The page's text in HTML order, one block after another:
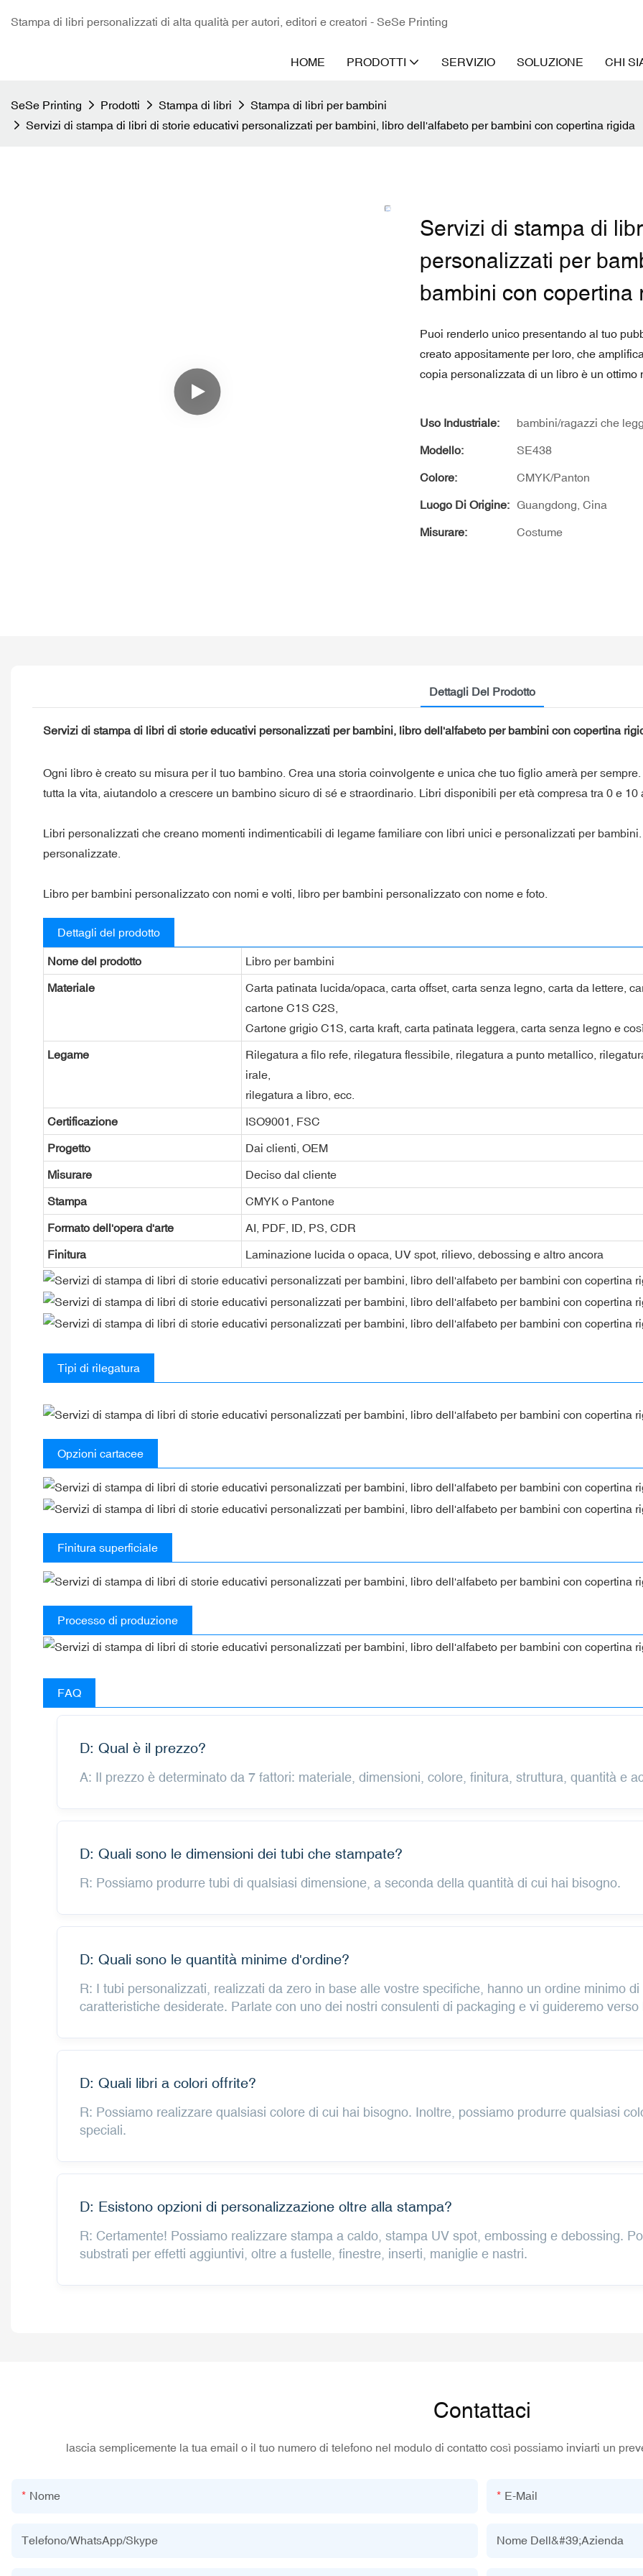
Stampa di libri personalizzati di alta qualità per autori, editori e creatori - SeSe Printing
HOME PRODOTTI SERVIZIO SOLUZIONE CHI
SeSe Printing Prodotti Stampa di libri
Stampa di libri per bambini
Servizi di stampa di libri di storie educativi personalizzati per bambini, libro dell'alfabeto per bambini con copertina rigida
Servizi di stampa di
personalizzati per
bambini con copertina
Puoi renderlo unico presentando al tuo
creato appositamente per loro, che
copia personalizzata di un libro è un ottimo
Uso Industriale: bambini/ragazzi che
Modello: SE438
Colore: CMYK/Panton
Luogo Di Origine: Guangdong, Cina
Misurare: Costume
Dettagli Del Prodotto
Servizi di stampa di libri di storie educativi personalizzati per bambini, libro dell'alfabeto per bambini con copertina
Ogni libro è creato su misura per il tuo bambino. Crea una storia coinvolgente e unica che tuo figlio amerà per
tutta la vita, aiutandolo a crescere un bambino sicuro di sé e straordinario. Libri disponibili per età compresa tra 0 e 10
Libri personalizzati che creano momenti indimenticabili di legame familiare con libri unici e personalizzati per
personalizzate.
Libro per bambini personalizzato con nomi e volti, libro per bambini personalizzato con nome e foto.
Dettagli del prodotto
Nome del prodotto Libro per bambini
Materiale
Carta patinata lucida/opaca, carta offset, carta senza legno, carta da lettere,
cartone C1S C2S,
Cartone grigio C1S, carta kraft, carta patinata leggera, carta senza legno e
Legame
Rilegatura a filo refe, rilegatura flessibile, rilegatura a punto metallico,
irale,
rilegatura a libro, ecc.
Certificazione ISO9001, FSC
Progetto Dai clienti, OEM
Misurare Deciso dal cliente
Stampa CMYK o Pantone
Formato dell'opera d'arte AI, PDF, ID, PS, CDR
Finitura Laminazione lucida o opaca, UV spot, rilievo, debossing e altro ancora
Tipi di rilegatura
Opzioni cartacee
Finitura superficiale
Processo di produzione
FAQ
D: Qual è il prezzo?
A: Il prezzo è determinato da 7 fattori: materiale, dimensioni, colore, finitura, struttura, quantità e
D: Quali sono le dimensioni dei tubi che stampate?
R: Possiamo produrre tubi di qualsiasi dimensione, a seconda della quantità di cui hai bisogno.
D: Quali sono le quantità minime d'ordine?
R: I tubi personalizzati, realizzati da zero in base alle vostre specifiche, hanno un ordine minimo
caratteristiche desiderate. Parlate con uno dei nostri consulenti di packaging e vi guideremo
D: Quali libri a colori offrite?
R: Possiamo realizzare qualsiasi colore di cui hai bisogno. Inoltre, possiamo produrre qualsiasi
speciali.
D: Esistono opzioni di personalizzazione oltre alla stampa?
R: Certamente! Possiamo realizzare stampa a caldo, stampa UV spot, embossing e debossing.
substrati per effetti aggiuntivi, oltre a fustelle, finestre, inserti, maniglie e nastri.
Contattaci
lascia semplicemente la tua email o il tuo numero di telefono nel modulo di contatto così possiamo inviarti un
Nome E-Mail
Telefono/WhatsApp/Skype Nome Dell&#39;azienda